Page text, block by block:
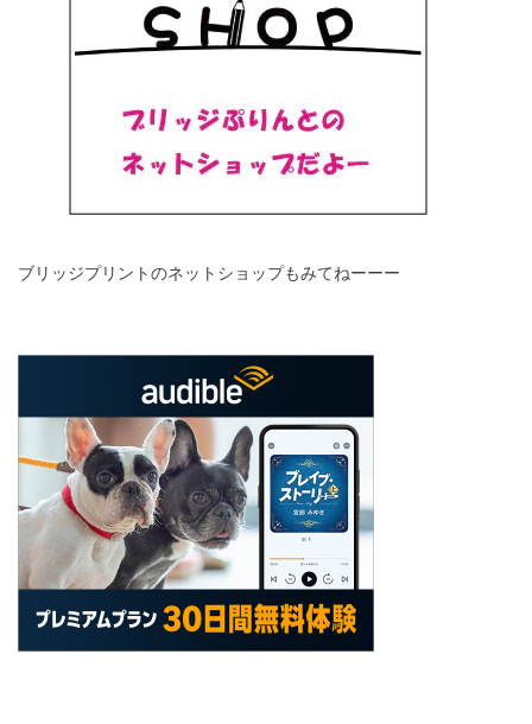
ブリッジプリントのネットショップもみてねーーー